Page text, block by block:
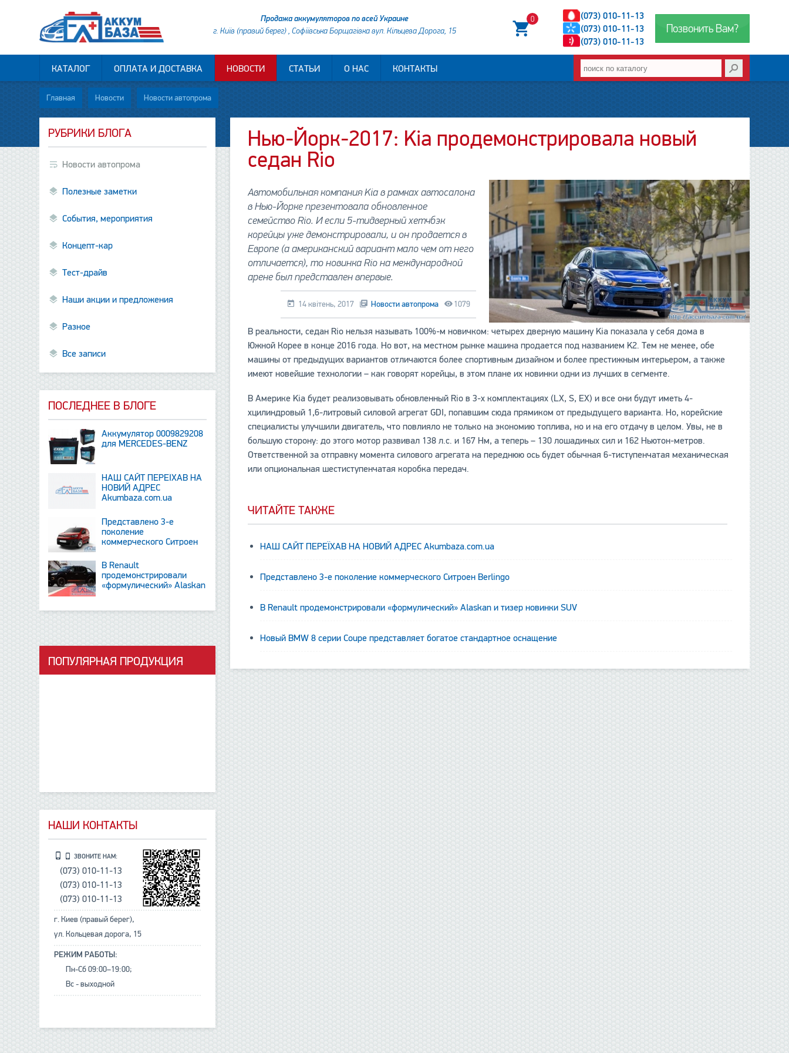
Позвонить Вам?
(073) 010-11-13
(073) 010-11-13
(073) 010-11-13
0
Продажа аккумуляторов по всей Украине
г. Київ (правий берег) , Софіївська Борщагівка вул. Кільцева Дорога, 15
КАТАЛОГ ОПЛАТА И ДОСТАВКА НОВОСТИ СТАТЬИ О НАС КОНТАКТЫ
Главная Новости Новости автопрома
Нью-Йорк-2017: Kia продемонстрировала новый
седан Rio
Автомобильная компания Kia в рамках автосалона
в Нью-Йорке презентовала обновленное
семейство Rio. И если 5-тидверный хетчбэк
корейцы уже демонстрировали, и он продается в
Европе (а американский вариант мало чем от него
отличается), то новинка Rio на международной
арене был представлен впервые.
14 квітень, 2017 Новости автопрома 1079
В реальности, седан Rio нельзя называть 100%-м новичком: четырех дверную машину Kia показала у себя дома в
Южной Корее в конце 2016 года. Но вот, на местном рынке машина продается под названием K2. Тем не менее, обе
машины от предыдущих вариантов отличаются более спортивным дизайном и более престижным интерьером, а также
имеют новейшие технологии – как говорят корейцы, в этом плане их новинки одни из лучших в сегменте.
В Америке Kia будет реализовывать обновленный Rio в 3-х комплектациях (LX, S, EX) и все они будут иметь 4-
хцилиндровый 1,6-литровый силовой агрегат GDI, попавшим сюда прямиком от предыдущего варианта. Но, корейские
специалисты улучшили двигатель, что повлияло не только на экономию топлива, но и на его отдачу в целом. Увы, не в
большую сторону: до этого мотор развивал 138 л.с. и 167 Нм, а теперь – 130 лошадиных сил и 162 Ньютон-метров.
Ответственной за отправку момента силового агрегата на переднюю ось будет обычная 6-тиступенчатая механическая
или опциональная шестиступенчатая коробка передач.
ЧИТАЙТЕ ТАКЖЕ
НАШ САЙТ ПЕРЕЇХАВ НА НОВИЙ АДРЕС Аkumbaza.com.ua
Представлено 3-е поколение коммерческого Ситроен Berlingo
В Renault продемонстрировали «формулический» Alaskan и тизер новинки SUV
Новый BMW 8 серии Coupe представляет богатое стандартное оснащение
РУБРИКИ БЛОГА
Новости автопрома
Полезные заметки
События, мероприятия
Концепт-кар
Тест-драйв
Наши акции и предложения
Разное
Все записи
ПОСЛЕДНЕЕ В БЛОГЕ
Аккумулятор 0009829208
для MERCEDES-BENZ
НАШ САЙТ ПЕРЕЇХАВ НА
НОВИЙ АДРЕС
Аkumbaza.com.ua
Представлено 3-е
поколение
коммерческого Ситроен
В Renault
продемонстрировали
«формулический» Alaskan
ПОПУЛЯРНАЯ ПРОДУКЦИЯ
данные отсутствуют данные отсутствуют
НАШИ КОНТАКТЫ
ЗВОНИТЕ НАМ:
(073) 010-11-13
(073) 010-11-13
(073) 010-11-13
г. Киев (правый берег),
ул. Кольцевая дорога, 15
РЕЖИМ РАБОТЫ:
Пн-Сб 09:00–19:00;
Вс - выходной